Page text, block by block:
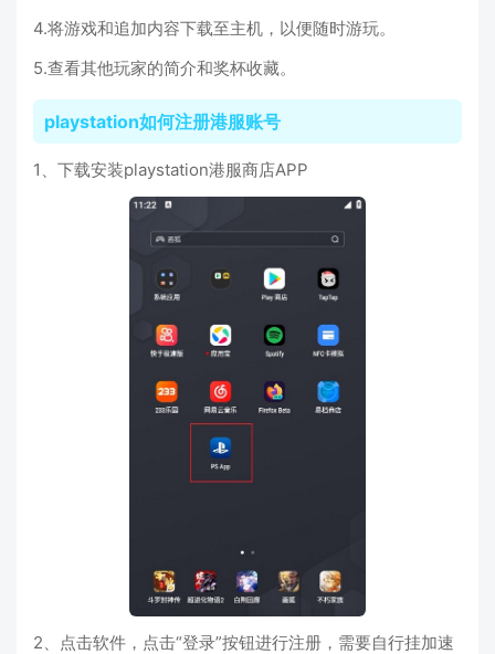
4.将游戏和追加内容下载至主机，以便随时游玩。
5.查看其他玩家的简介和奖杯收藏。
playstation如何注册港服账号
1、下载安装playstation港服商店APP
2、点击软件，点击“登录”按钮进行注册，需要自行挂加速